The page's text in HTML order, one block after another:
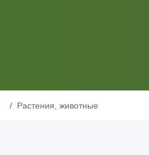
Растения, животные